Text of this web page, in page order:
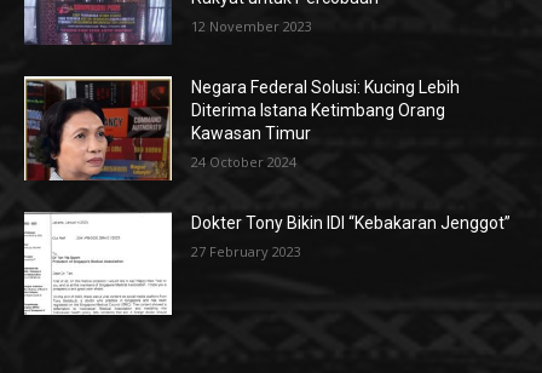
12 November 2023
Negara Federal Solusi: Kucing Lebih
Diterima Istana Ketimbang Orang
Kawasan Timur
24 October 2024
Dokter Tony Bikin IDI “Kebakaran Jenggot”
27 February 2023